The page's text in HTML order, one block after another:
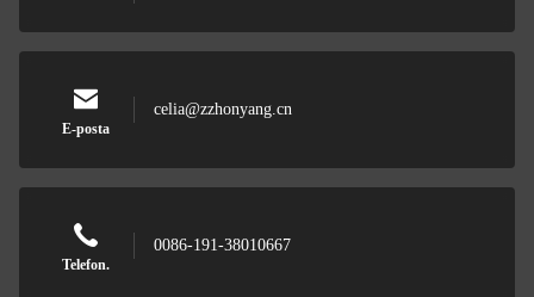
E-posta
celia@zzhonyang.cn
Telefon.
0086-191-38010667